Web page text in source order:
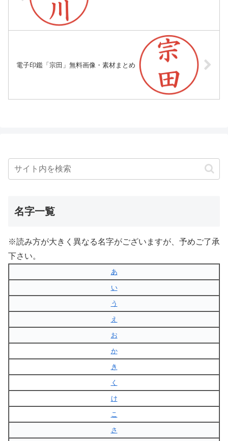
電子印鑑「宗田」無料画像・素材まとめ
名字一覧
※読み方が大きく異なる名字がございますが、予めご了承
下さい。
あ
い
う
え
お
か
き
く
け
こ
さ